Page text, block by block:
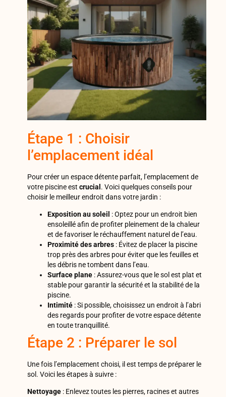
Étape 1 : Choisir
l’emplacement idéal
Pour créer un espace détente parfait, l’emplacement de
votre piscine est crucial. Voici quelques conseils pour
choisir le meilleur endroit dans votre jardin :
Exposition au soleil : Optez pour un endroit bien
ensoleillé afin de profiter pleinement de la chaleur
et de favoriser le réchauffement naturel de l’eau.
Proximité des arbres: Évitez de placer la piscine
trop près des arbres pour éviter que les feuilles et
les débris ne tombent dans l’eau.
Surface plane: Assurez-vous que le sol est plat et
stable pour garantir la sécurité et la stabilité de la
piscine.
Intimité: Si possible, choisissez un endroit à l’abri
des regards pour profiter de votre espace détente
en toute tranquillité.
Étape 2 : Préparer le sol
Une fois l’emplacement choisi, il est temps de préparer le
sol. Voici les étapes à suivre :
Nettoyage: Enlevez toutes les pierres, racines et autres